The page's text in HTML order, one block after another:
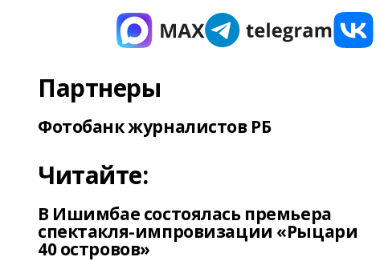
Партнеры
Фотобанк журналистов РБ
Читайте:
В Ишимбае состоялась премьера
спектакля-импровизации «Рыцари
40 островов»